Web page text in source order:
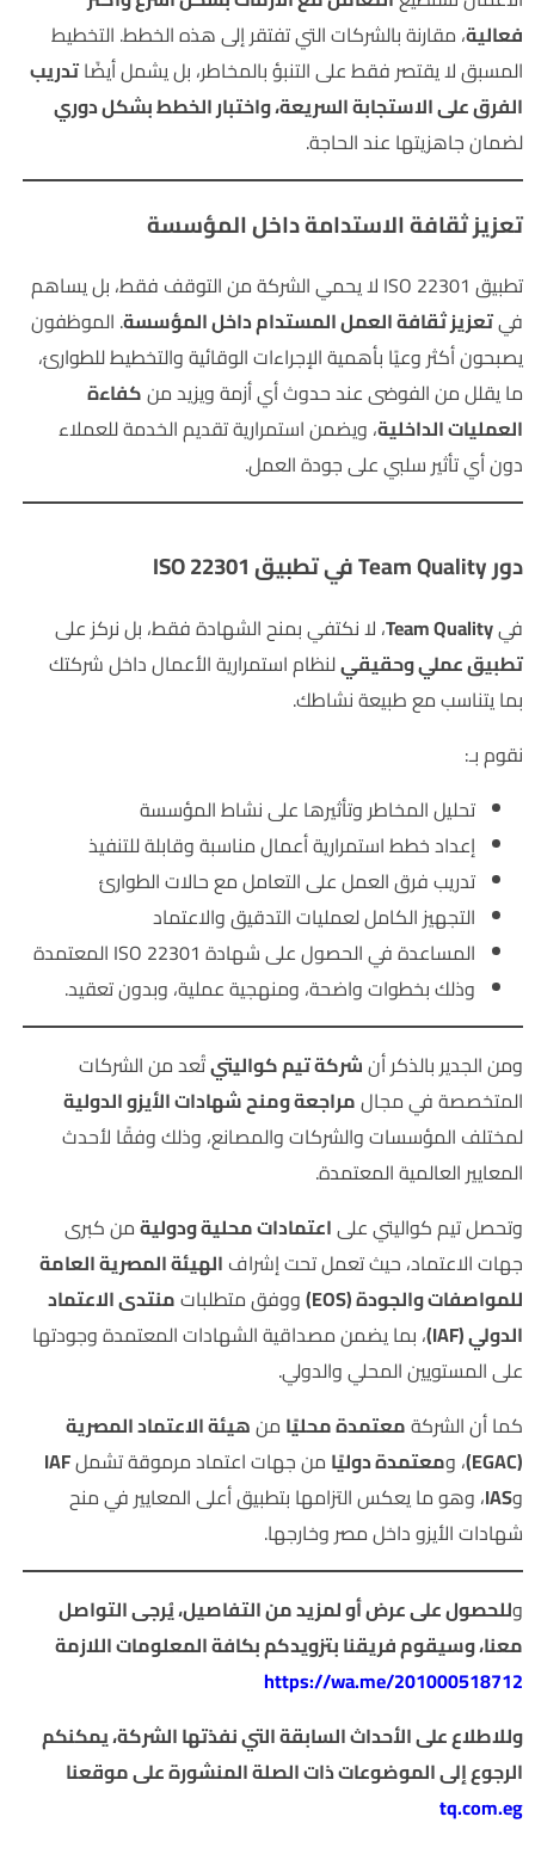
فعالية، مقارنة بالشركات التي تفتقر إلى هذه الخطط. التخطيط
المسبق لا يقتصر فقط على التنبؤ بالمخاطر، بل يشمل أيضًاتدريب
الفرق على الاستجابة السريعة، واختبار الخطط بشكل دوري
لضمان جاهزيتها عند الحاجة.
تعزيز ثقافة الاستدامة داخل المؤسسة
تطبيق ISO 22301 لا يحمي الشركة من التوقف فقط، بل يساهم
فيتعزيز ثقافة العمل المستدام داخل المؤسسة. الموظفون
يصبحون أكثر وعيًا بأهمية الإجراءات الوقائية والتخطيط للطوارئ،
ما يقلل من الفوضى عند حدوث أي أزمة ويزيد منكفاءة
العمليات الداخلية، ويضمن استمرارية تقديم الخدمة للعملاء
دون أي تأثير سلبي على جودة العمل.
دور Team Quality في تطبيق ISO 22301
فيTeam Quality، لا نكتفي بمنح الشهادة فقط، بل نركز على
تطبيق عملي وحقيقيلنظام استمرارية الأعمال داخل شركتك
بما يتناسب مع طبيعة نشاطك.
نقوم بـ:
تحليل المخاطر وتأثيرها على نشاط المؤسسة
إعداد خطط استمرارية أعمال مناسبة وقابلة للتنفيذ
تدريب فرق العمل على التعامل مع حالات الطوارئ
التجهيز الكامل لعمليات التدقيق والاعتماد
المساعدة في الحصول على شهادة ISO 22301 المعتمدة
وذلك بخطوات واضحة، ومنهجية عملية، وبدون تعقيد.
ومن الجدير بالذكر أنشركة تيم كواليتيتُعد من الشركات
المتخصصة في مجالمراجعة ومنح شهادات الأيزو الدولية
لمختلف المؤسسات والشركات والمصانع، وذلك وفقًا لأحدث
المعايير العالمية المعتمدة.
وتحصل تيم كواليتي علىاعتمادات محلية ودوليةمن كبرى
جهات الاعتماد، حيث تعمل تحت إشراف الهيئة المصرية العامة
للمواصفات والجودة (EOS)
ووفق متطلباتمنتدى الاعتماد
الدولي (IAF)
، بما يضمن مصداقية الشهادات المعتمدة وجودتها
على المستويين المحلي والدولي.
كما أن الشركةمعتمدة محليًا منهيئة الاعتماد المصرية
(EGAC)
، ومعتمدة دوليًا من جهات اعتماد مرموقة تشملIAF
وIAS، وهو ما يعكس التزامها بتطبيق أعلى المعايير في منح
شهادات الأيزو داخل مصر وخارجها.
وللحصول علىعرضأو لمزيد من التفاصيل، يُرجى التواصل
معنا، وسيقوم فريقنا بتزويدكم بكافة المعلومات اللازمة
https://wa.me/201000518712
وللاطلاع على الأحداث السابقة التي نفذتها الشركة، يمكنكم
الرجوع إلى الموضوعات ذات الصلة المنشورة على موقعنا
tq.com.eg